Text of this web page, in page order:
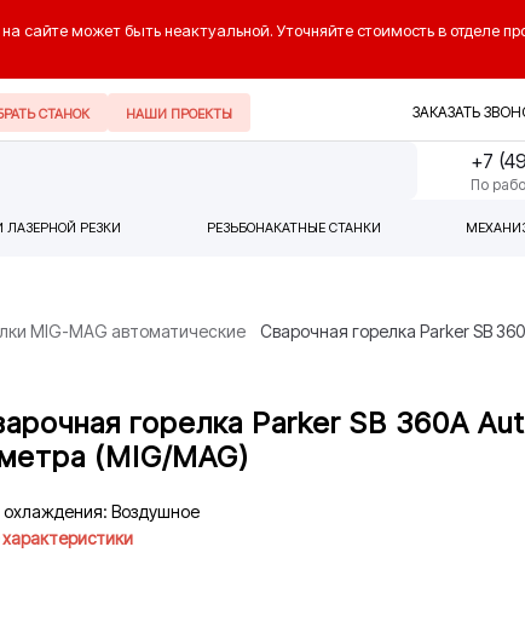
сайте может быть неактуальной. Уточняйте стоимость в отделе
СТАНОК НАШИ ПРОЕКТЫ ЗАКАЗАТЬ
+7
По
ЛАЗЕРНОЙ РЕЗКИ РЕЗЬБОНАКАТНЫЕ СТАНКИ
MIG-MAG автоматические Сварочная горелка Parker SB
горелка Parker SB 360A
(MIG/MAG)
охлаждения: Воздушное